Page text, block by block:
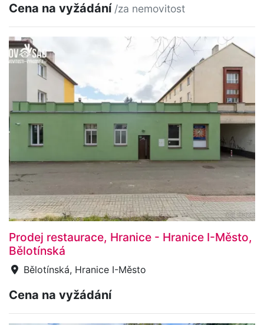
Cena na vyžádání /za nemovitost
Prodej restaurace, Hranice - Hranice I-Město,
Bělotínská
Bělotínská, Hranice I-Město
Cena na vyžádání